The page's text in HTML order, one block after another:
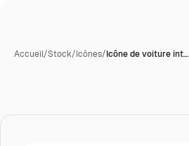
Accueil/Stock/Icônes/Icône de voiture int…